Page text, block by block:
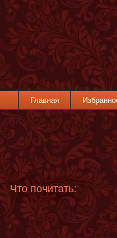
Главная
Что почитать: